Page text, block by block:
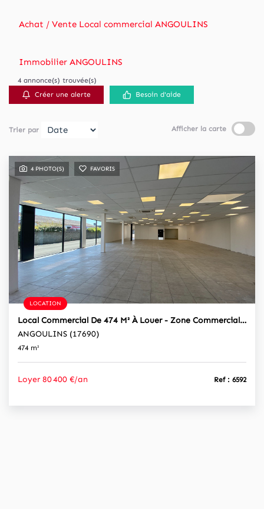
Achat / Vente Local commercial ANGOULINS
Immobilier ANGOULINS
4 annonce(s) trouvée(s)
Créer une alerte
Besoin d'aide
Trier par Afficher la carte
4 PHOTO(S) FAVORIS
LOCATION
Local Commercial De 474 M² À Louer - Zone Commerciale Dynamique D'Angoulins, Excellente Visibilité
ANGOULINS (17690)
474 m²
Loyer 80 400 €/an Ref : 6592